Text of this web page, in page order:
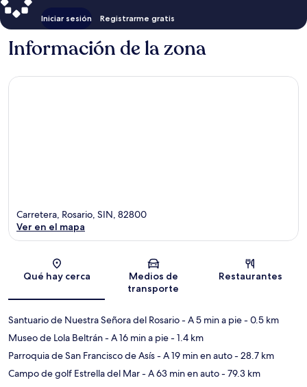
Iniciar sesión Registrarme gratis
Información de la zona
Sección del mapa
Carretera, Rosario, SIN, 82800
Ver en el mapa
Qué hay cerca
Medios de
transporte
Restaurantes
Santuario de Nuestra Señora del Rosario- A 5 min a pie- 0.5 km
Museo de Lola Beltrán- A 16 min a pie- 1.4 km
Parroquia de San Francisco de Asís- A 19 min en auto- 28.7 km
Campo de golf Estrella del Mar- A 63 min en auto- 79.3 km